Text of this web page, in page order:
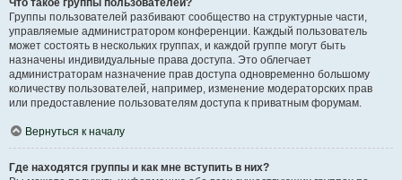
Что такое группы пользователей?
Группы пользователей разбивают сообщество на структурные части,
управляемые администратором конференции. Каждый пользователь
может состоять в нескольких группах, и каждой группе могут быть
назначены индивидуальные права доступа. Это облегчает
администраторам назначение прав доступа одновременно большому
количеству пользователей, например, изменение модераторских прав
или предоставление пользователям доступа к приватным форумам.
Вернуться к началу
Где находятся группы и как мне вступить в них?